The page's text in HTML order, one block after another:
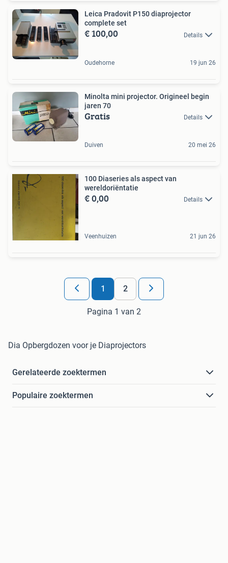
Leica Pradovit P150 diaprojector
complete set
€ 100,00 Details
Oudehorne 19 jun 26
Minolta mini projector. Origineel begin
jaren 70
Gratis Details
Duiven 20 mei 26
100 Diaseries als aspect van
wereldoriëntatie
€ 0,00 Details
Veenhuizen 21 jun 26
1 2
Pagina 1 van 2
Dia Opbergdozen voor je Diaprojectors
Gerelateerde zoektermen
Populaire zoektermen